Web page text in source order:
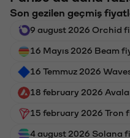
Son gezilen geçmiş
9 august 2026 Orchid
16 Mayıs 2026 Beam
16 Temmuz 2026
18 february 2026
15 february 2026 Tron
4 august 2026 Solana